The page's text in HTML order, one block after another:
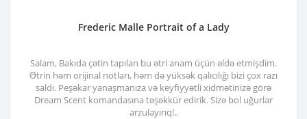
Frederic Malle Portrait of a Lady
Salam, Bakıda çətin tapılan bu ətri anam üçün əldə etmişdim.
Ətrin həm orijinal notları, həm də yüksək qalıcılığı bizi çox razı
saldı. Peşəkar yanaşmanıza və keyfiyyətli xidmətinizə görə
Dream Scent komandasına təşəkkür edirik. Sizə bol uğurlar
arzulayırıq!..